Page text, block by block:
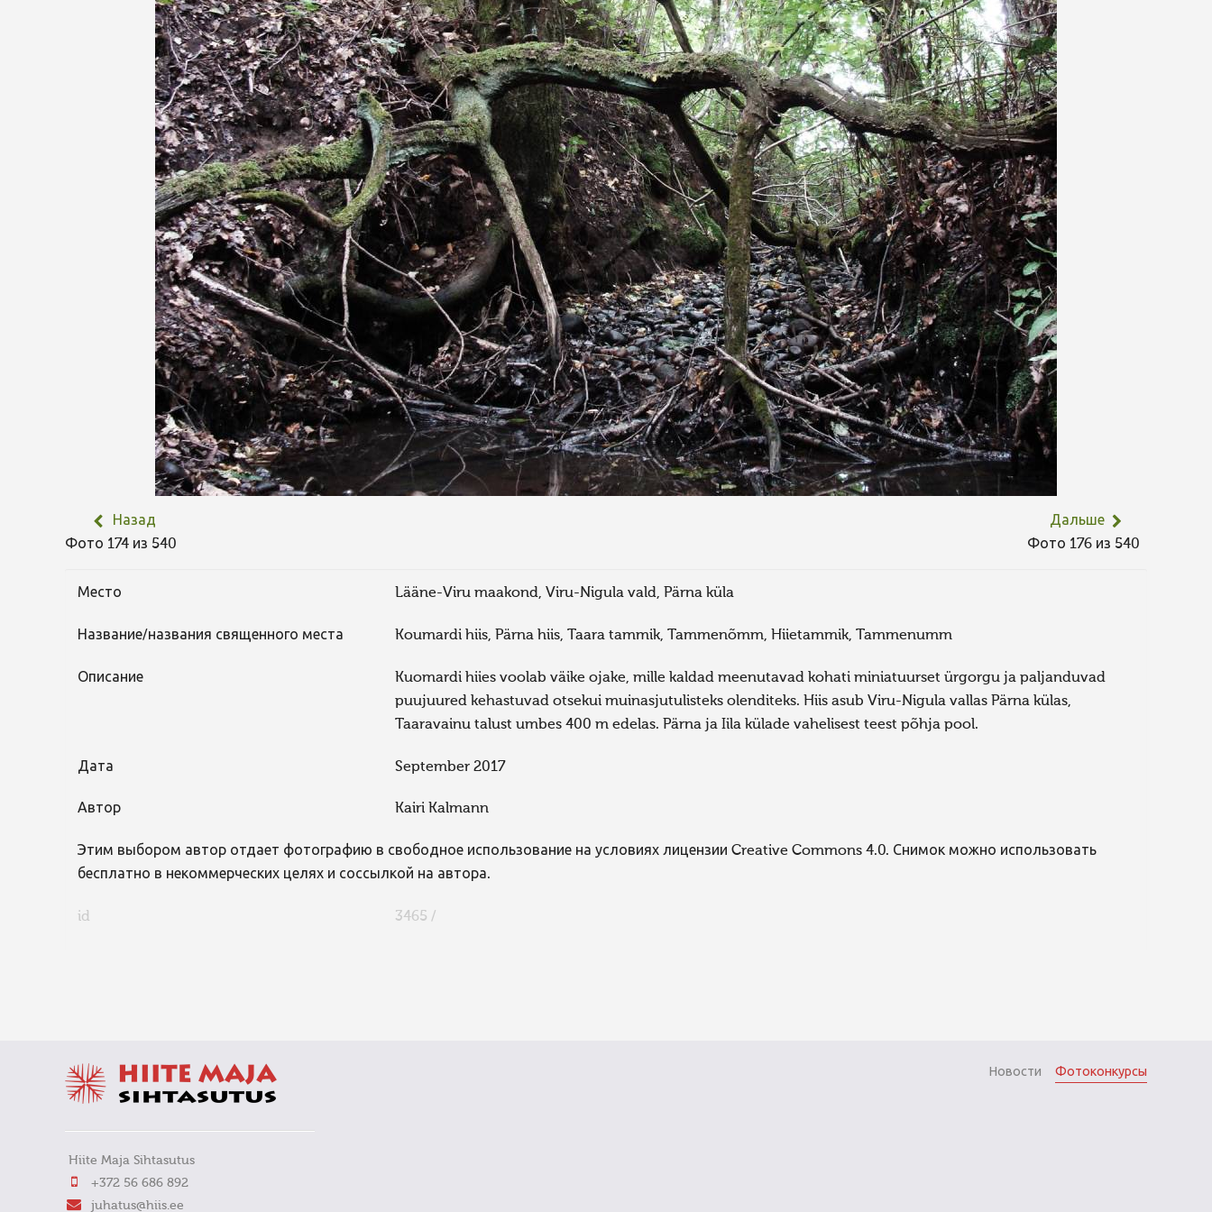
Назад
Фото 174 из 540
Дальше
Фото 176 из 540
Место Lääne-Viru maakond, Viru-Nigula vald, Pärna küla
Название/названия священного места Koumardi hiis, Pärna hiis, Taara tammik, Tammenõmm, Hiietammik, Tammenumm
Описание
Kuomardi hiies voolab väike ojake, mille kaldad meenutavad kohati miniatuurset ürgorgu ja paljanduvad
puujuured kehastuvad otsekui muinasjutulisteks olenditeks. Hiis asub Viru-Nigula vallas Pärna külas,
Taaravainu talust umbes 400 m edelas. Pärna ja Iila külade vahelisest teest põhja pool.
Дата September 2017
Автор Kairi Kalmann
Этим выбором автор отдает фотографию в свободное использование на условиях лицензии Creative Commons 4.0. Снимок можно использовать
бесплатно в некоммерческих целях и соссылкой на автора.
id 3465 /
Hiite Maja Sihtasutus
+372 56 686 892
juhatus@hiis.ee
Новости Фотоконкурсы